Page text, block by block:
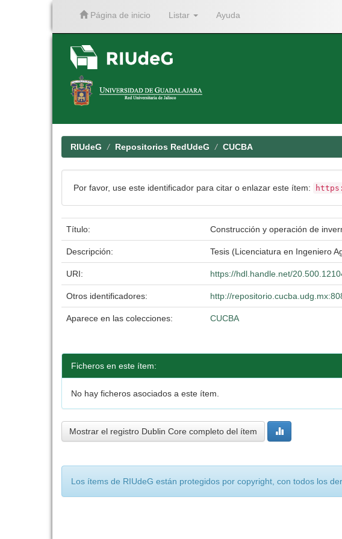
Página de inicio Listar Ayuda
RIUdeG Repositorios RedUdeG CUCBA
Por favor, use este identificador para citar o enlazar este ítem:
Título: Construcción y operación de
Descripción: Tesis (Licenciatura en Ingeniero
URI: https://hdl.handle.net/
Otros identificadores: http://
Aparece en las colecciones: CUCBA
Ficheros en este ítem:
No hay ficheros asociados a este ítem.
Mostrar el registro Dublin Core completo del ítem
Los ítems de RIUdeG están protegidos por copyright, con todos los